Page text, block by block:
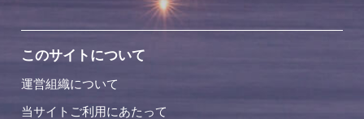
このサイトについて
運営組織について
当サイトご利用にあたって